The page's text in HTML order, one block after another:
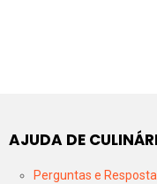
AJUDA DE
Perguntas e